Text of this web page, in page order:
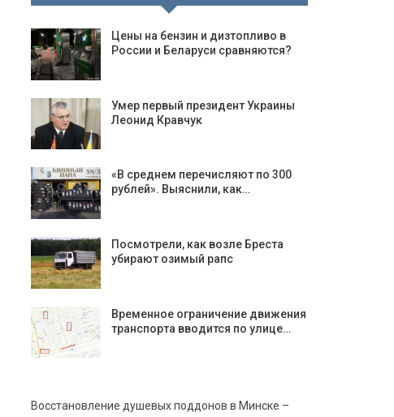
Цены на бензин и дизтопливо в
России и Беларуси сравняются?
Умер первый президент Украины
Леонид Кравчук
«В среднем перечисляют по 300
рублей». Выяснили, как…
Посмотрели, как возле Бреста
убирают озимый рапс
Временное ограничение движения
транспорта вводится по улице…
Восстановление душевых поддонов в Минске –